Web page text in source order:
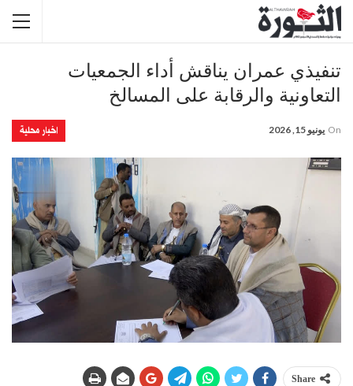
تنفيذي عمران يناقش أداء الجمعيات
التعاونية والرقابة على المسالخ
اخبار محلية On يونيو 15, 2026
Share